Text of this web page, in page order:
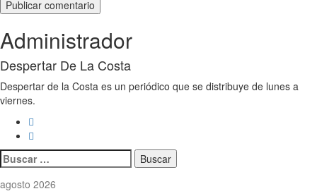
Administrador
Despertar De La Costa
Despertar de la Costa es un periódico que se distribuye de lunes a
viernes.
Buscar:
agosto 2026